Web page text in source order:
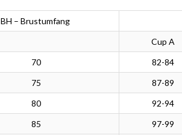
BH – Brustumfang
Cup A
70
82-84
75
87-89
80
92-94
85
97-99